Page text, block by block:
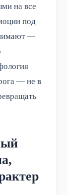
на все
под
—
— не в